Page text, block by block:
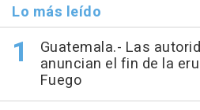
Lo más leído
Guatemala.- Las
anuncian el fin de la
Fuego